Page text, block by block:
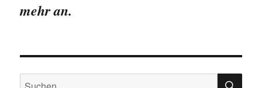
mehr an.
Suchen